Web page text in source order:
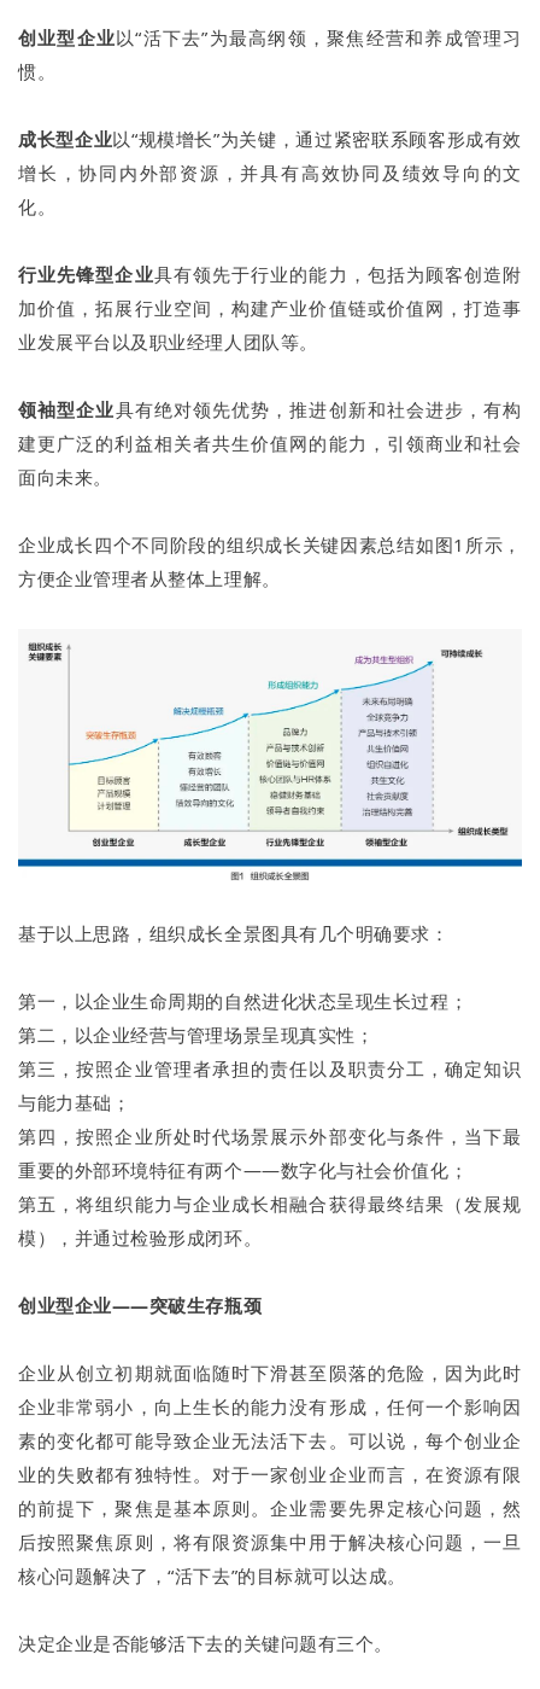
创业型企业以“活下去”为最高纲领，聚焦经营和养成管理习
惯。
成长型企业以“规模增长”为关键，通过紧密联系顾客形成有效
增长，协同内外部资源，并具有高效协同及绩效导向的文
化。
行业先锋型企业具有领先于行业的能力，包括为顾客创造附
加价值，拓展行业空间，构建产业价值链或价值网，打造事
业发展平台以及职业经理人团队等。
领袖型企业具有绝对领先优势，推进创新和社会进步，有构
建更广泛的利益相关者共生价值网的能力，引领商业和社会
面向未来。
企业成长四个不同阶段的组织成长关键因素总结如图1所示，
方便企业管理者从整体上理解。
基于以上思路，组织成长全景图具有几个明确要求：
第一，以企业生命周期的自然进化状态呈现生长过程；
第二，以企业经营与管理场景呈现真实性；
第三，按照企业管理者承担的责任以及职责分工，确定知识
与能力基础；
第四，按照企业所处时代场景展示外部变化与条件，当下最
重要的外部环境特征有两个——数字化与社会价值化；
第五，将组织能力与企业成长相融合获得最终结果（发展规
模），并通过检验形成闭环。
创业型企业——突破生存瓶颈
企业从创立初期就面临随时下滑甚至陨落的危险，因为此时
企业非常弱小，向上生长的能力没有形成，任何一个影响因
素的变化都可能导致企业无法活下去。可以说，每个创业企
业的失败都有独特性。对于一家创业企业而言，在资源有限
的前提下，聚焦是基本原则。企业需要先界定核心问题，然
后按照聚焦原则，将有限资源集中用于解决核心问题，一旦
核心问题解决了，“活下去”的目标就可以达成。
决定企业是否能够活下去的关键问题有三个。